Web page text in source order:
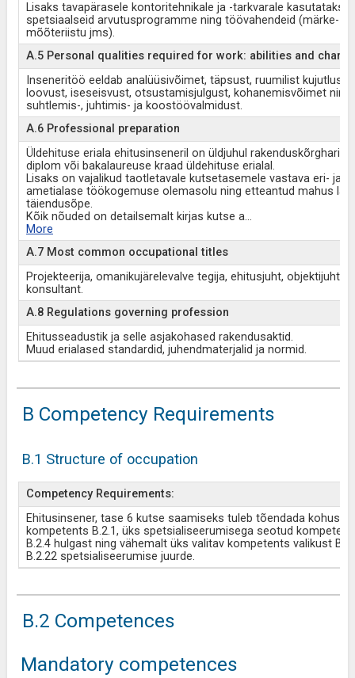
Lisaks tavapärasele kontoritehnikale ja -tarkvarale kasutatakse
spetsiaalseid arvutusprogramme ning töövahendeid (märke- ja
mõõteriistu jms).
A.5 Personal qualities required for work: abilities and
Inseneritöö eeldab analüüsivõimet, täpsust, ruumilist
loovust, iseseisvust, otsustamisjulgust, kohanemisvõimet ning
suhtlemis-, juhtimis- ja koostöövalmidust.
A.6 Professional preparation
Üldehituse eriala ehitusinseneril on üldjuhul
diplom või bakalaureuse kraad üldehituse erialal.
Lisaks on vajalikud taotletavale kutsetasemele vastava eri- ja
ametialase töökogemuse olemasolu ning etteantud mahus
täiendusõpe.
Kõik nõuded on detailsemalt kirjas kutse a...
More
A.7 Most common occupational titles
Projekteerija, omanikujärelevalve tegija, ehitusjuht, objektijuht,
konsultant.
A.8 Regulations governing profession
Ehitusseadustik ja selle asjakohased rakendusaktid.
Muud erialased standardid, juhendmaterjalid ja normid.
B Competency Requirements
B.1 Structure of occupation
Competency Requirements:
Ehitusinsener, tase 6 kutse saamiseks tuleb tõendada
kompetents B.2.1, üks spetsialiseerumisega seotud
B.2.4 hulgast ning vähemalt üks valitav kompetents valikust
B.2.22 spetsialiseerumise juurde.
B.2 Competences
Mandatory competences